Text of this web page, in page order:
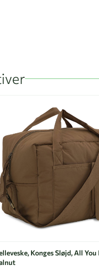
Konges Sløjd, All You